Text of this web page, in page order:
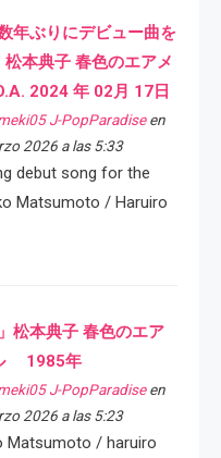
数年ぶりにデビュー曲を
松本典子 春色のエアメ
2024 年 02月 17日
J-PopParadiseen
2026 a las 5:33
debut song for the
Matsumoto / Haruiro
」松本典子 春色のエア
1985年
J-PopParadiseen
2026 a las 5:23
Matsumoto / haruiro